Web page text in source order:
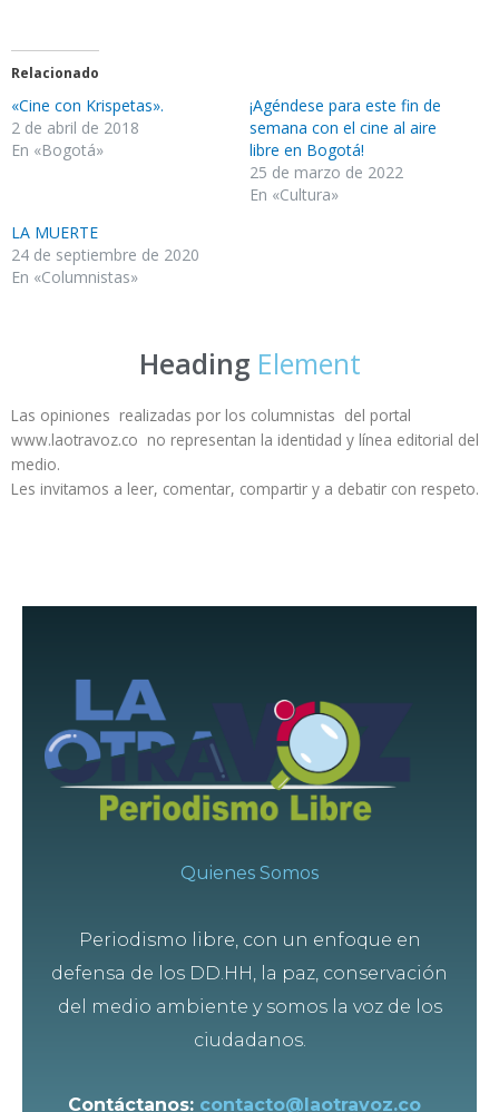
Relacionado
«Cine con Krispetas».
2 de abril de 2018
En «Bogotá»
¡Agéndese para este fin de
semana con el cine al aire
libre en Bogotá!
25 de marzo de 2022
En «Cultura»
LA MUERTE
24 de septiembre de 2020
En «Columnistas»
Heading Element
Las opiniones realizadas por los columnistas del portal
www.laotravoz.co no representan la identidad y línea editorial del
medio.
Les invitamos a leer, comentar, compartir y a debatir con respeto.
Quienes Somos
Periodismo libre, con un enfoque en
defensa de los DD.HH, la paz, conservación
del medio ambiente y somos la voz de los
ciudadanos.
Contáctanos: contacto@laotravoz.co